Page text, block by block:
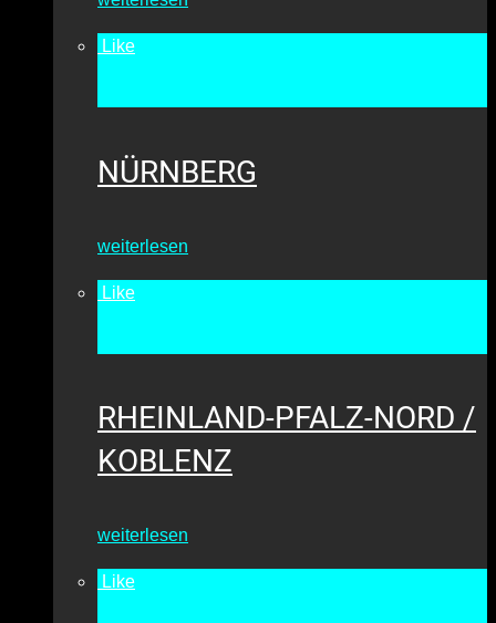
Like
NÜRNBERG
weiterlesen
Like
RHEINLAND-PFALZ-NORD /
KOBLENZ
weiterlesen
Like